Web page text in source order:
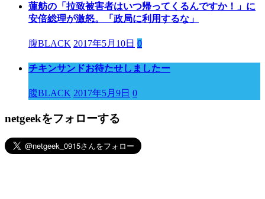
蓮舫の「拉致被害者はいつ帰ってくるんですか！」に
安倍総理が激怒。「政局に利用するな」
腹BLACK 2017年5月10日 0
チキンサンドお待たせしましたー
腹BLACK 2017年5月9日 0
netgeekをフォローする